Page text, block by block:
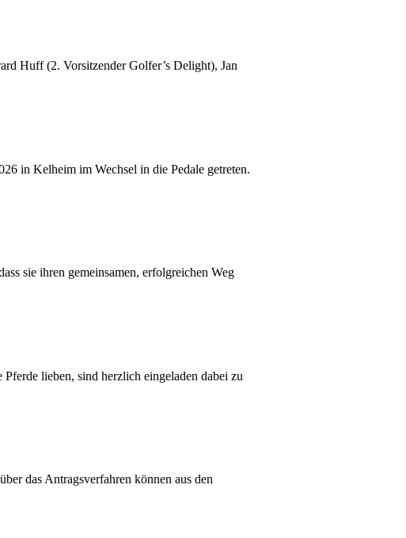
Huff (2. Vorsitzender Golfer’s Delight), Jan
in Kelheim im Wechsel in die Pedale getreten.
sie ihren gemeinsamen, erfolgreichen Weg
lieben, sind herzlich eingeladen dabei zu
das Antragsverfahren können aus den